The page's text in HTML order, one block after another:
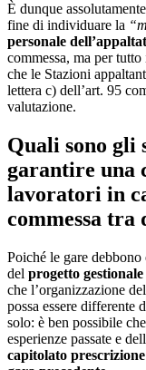
È dunque
fine di individuare la
personale
commessa, ma per
che le Stazioni
lettera c) dell’art. 95
valutazione.
Quali sono gli
garantire una
lavoratori in
commessa tra
Poiché le gare debbono
del progetto
che l’organizzazione
possa essere differente
solo: è ben possibile
esperienze passate e
capitolato